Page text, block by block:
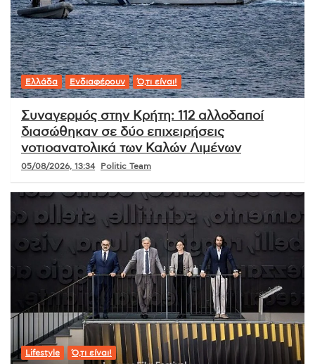
Ελλάδα Ενδιαφέρουν Ό,τι είναι!
Συναγερμός στην Κρήτη: 112 αλλοδαποί
διασώθηκαν σε δύο επιχειρήσεις
νοτιοανατολικά των Καλών Λιμένων
05/08/2026, 13:34 Politic Team
Lifestyle Ό,τι είναι!